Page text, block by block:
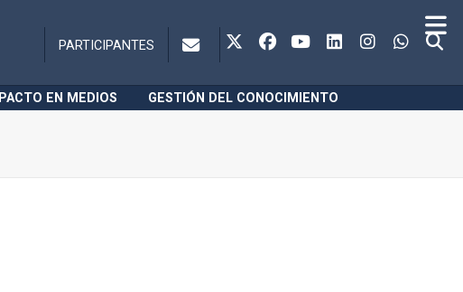
PARTICIPANTES
PACTO EN MEDIOS GESTIÓN DEL CONOCIMIENTO